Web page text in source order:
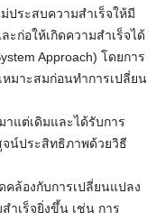
ระสบความสำเร็จให้มี
ก่อให้เกิดความสำเร็จได้
Approach) โดยการ
มาะสมก่อนทำการเปลี่ยน
แต่เดิมและได้รับการ
น์ประสิทธิภาพด้วยวิธี
ล้องกับการเปลี่ยนแปลง
ำเร็จยิ่งขึ้น เช่น การ